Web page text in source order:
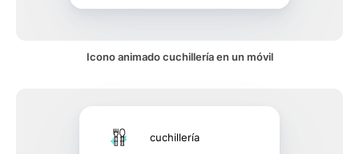
Icono animado cuchillería en un móvil
cuchillería